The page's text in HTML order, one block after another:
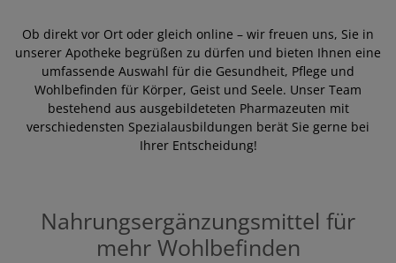
Ob direkt vor Ort oder gleich online – wir freuen uns, Sie in
unserer Apotheke begrüßen zu dürfen und bieten Ihnen eine
umfassende Auswahl für die Gesundheit, Pflege und
Wohlbefinden für Körper, Geist und Seele. Unser Team
bestehend aus ausgebildeteten Pharmazeuten mit
verschiedensten Spezialausbildungen berät Sie gerne bei
Ihrer Entscheidung!
Nahrungsergänzungsmittel für
mehr Wohlbefinden